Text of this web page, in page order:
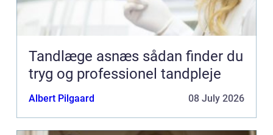
Tandlæge asnæs sådan finder du
tryg og professionel tandpleje
Albert Pilgaard 08 July 2026